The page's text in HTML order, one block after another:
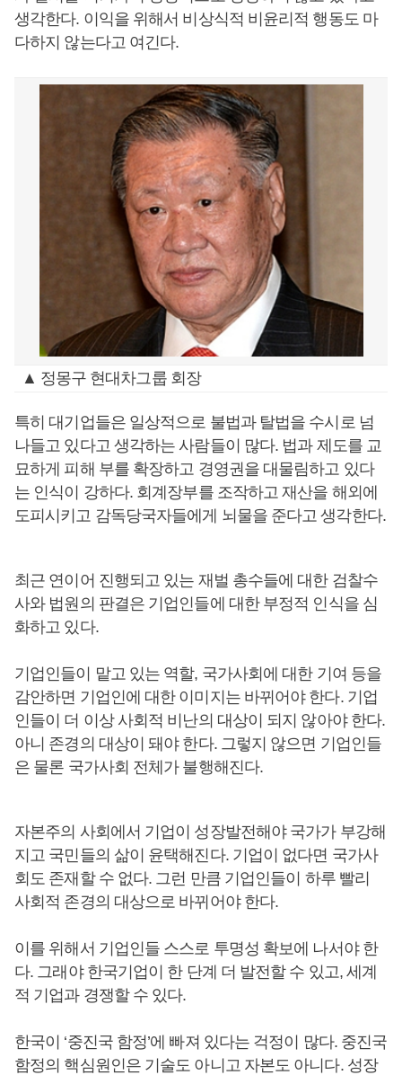
생각한다. 이익을 위해서 비상식적 비윤리적 행동도 마
다하지 않는다고 여긴다.
▲ 정몽구 현대차그룹 회장
특히 대기업들은 일상적으로 불법과 탈법을 수시로 넘
나들고 있다고 생각하는 사람들이 많다. 법과 제도를 교
묘하게 피해 부를 확장하고 경영권을 대물림하고 있다
는 인식이 강하다. 회계장부를 조작하고 재산을 해외에
도피시키고 감독당국자들에게 뇌물을 준다고 생각한다.
최근 연이어 진행되고 있는 재벌 총수들에 대한 검찰수
사와 법원의 판결은 기업인들에 대한 부정적 인식을 심
화하고 있다.
기업인들이 맡고 있는 역할, 국가사회에 대한 기여 등을
감안하면 기업인에 대한 이미지는 바뀌어야 한다. 기업
인들이 더 이상 사회적 비난의 대상이 되지 않아야 한다.
아니 존경의 대상이 돼야 한다. 그렇지 않으면 기업인들
은 물론 국가사회 전체가 불행해진다.
자본주의 사회에서 기업이 성장발전해야 국가가 부강해
지고 국민들의 삶이 윤택해진다. 기업이 없다면 국가사
회도 존재할 수 없다. 그런 만큼 기업인들이 하루 빨리
사회적 존경의 대상으로 바뀌어야 한다.
이를 위해서 기업인들 스스로 투명성 확보에 나서야 한
다. 그래야 한국기업이 한 단계 더 발전할 수 있고, 세계
적 기업과 경쟁할 수 있다.
한국이 ‘중진국 함정’에 빠져 있다는 걱정이 많다. 중진국
함정의 핵심원인은 기술도 아니고 자본도 아니다. 성장